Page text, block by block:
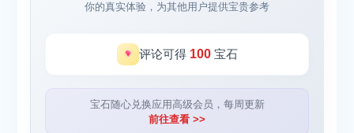
你的真实体验，为其他用户提供宝贵参考
评论可得 100宝石
宝石随心兑换应用高级会员，每周更新
前往查看 >>